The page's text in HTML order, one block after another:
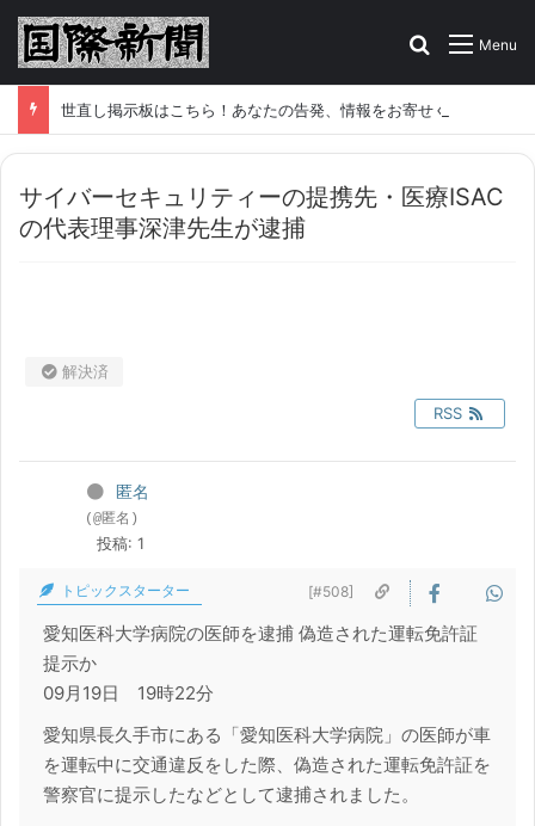
Menu
Search for
サイバーセキュリティーの提携先・医療ISAC
の代表理事深津先生が逮捕
解決済
RSS
匿名
(@匿名)
投稿: 1
トピックスターター [#508]
愛知医科大学病院の医師を逮捕 偽造された運転免許証
提示か
09月19日 19時22分
愛知県長久手市にある「愛知医科大学病院」の医師が車
を運転中に交通違反をした際、偽造された運転免許証を
警察官に提示したなどとして逮捕されました。